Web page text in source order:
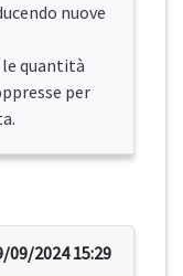
nuove
quantità
per
09/2024 15:29